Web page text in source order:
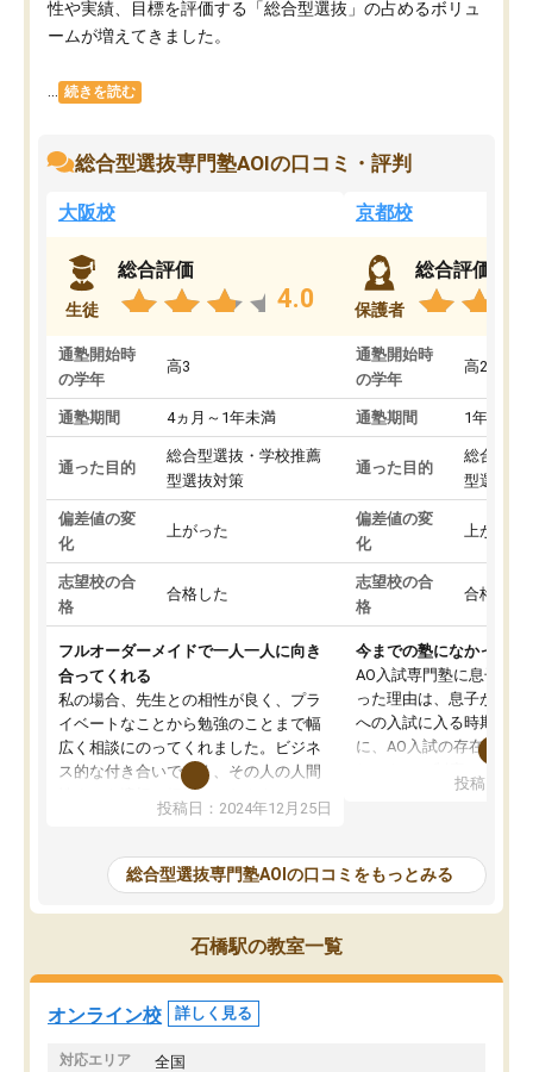
性や実績、目標を評価する「総合型選抜」の占めるボリュ
ームが増えてきました。
続きを読む
総合型選抜専門塾AOIの口コミ・評判
大阪校
生徒
総合評価
4.0
通塾開始時
の学年
高3
通塾期間 4ヵ月～1年未満
通った目的
総合型選抜・学校推薦
型選抜対策
偏差値の変
化
上がった
志望校の合
格
合格した
フルオーダーメイドで一人一人に向き
合ってくれる
私の場合、先生との相性が良く、プラ
イベートなことから勉強のことまで幅
広く相談にのってくれました。ビジネ
ス的な付き合いでなく、その人の人間
性までを適切に把握し、むきあってい
るなぁと強く感じることできました。
と相談すると、他の先生も紹介してく
ださり、客観的なアドバイスもいただ
くことができました（志望理由・自己
PR等の添削において）。そして、なに
より自習室が解放されている点がよか
ったです。友達と好きな時間に自習
し、お互いを高めあえる環境がありま
投稿日：2024年12月25日
京都校
保護者
総合評価
通塾開始時
の学年
高2
通塾期間 1年以上
通った目的
総合型選
型選抜対
偏差値の変
化
上がった
志望校の合
格
合格した
今までの塾になかった
AO入試専門塾に息子を
った理由は、息子が高校
への入試に入る時期に差
に、AO入試の存在を息
たことから、AOIに入塾
で、AO入試を改めて知
それに対しての具体的な
ことでした。更に子供の
けてらっしゃいますので
投稿日：
総合型選抜専門塾AOIの口コミをもっとみる
石橋駅の教室一覧
オンライン校 詳しく見る
対応エリア 全国